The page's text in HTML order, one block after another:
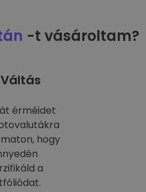
-t vásároltam?
Váltás
érméidet
hogy
a